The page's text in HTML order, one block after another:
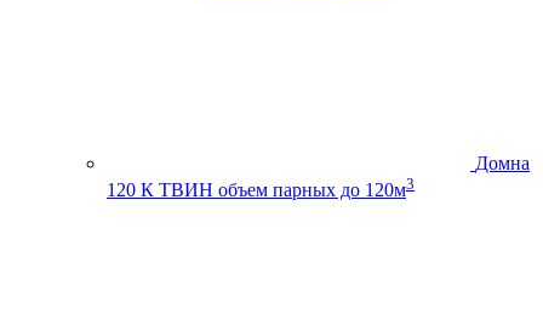
Домна
120 К ТВИН объем парных до 120м3